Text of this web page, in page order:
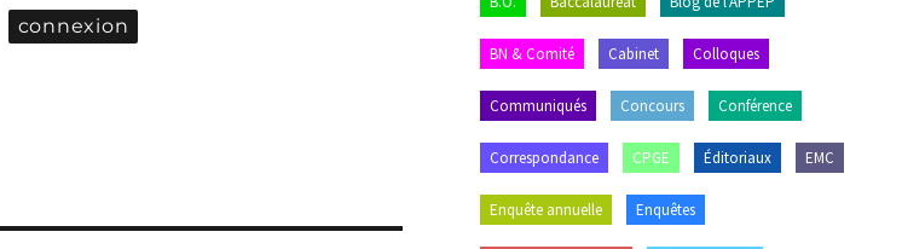
BN & Comité Cabinet Colloques
Communiqués Concours Conférence
Correspondance CPGE Éditoriaux EMC
Enquête annuelle Enquêtes